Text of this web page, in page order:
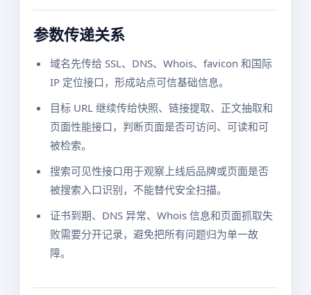
参数传递关系
域名先传给 SSL、DNS、Whois、favicon 和国际
IP 定位接口，形成站点可信基础信息。
目标 URL 继续传给快照、链接提取、正文抽取和
页面性能接口，判断页面是否可访问、可读和可
被检索。
搜索可见性接口用于观察上线后品牌或页面是否
被搜索入口识别，不能替代安全扫描。
证书到期、DNS 异常、Whois 信息和页面抓取失
败需要分开记录，避免把所有问题归为单一故
障。